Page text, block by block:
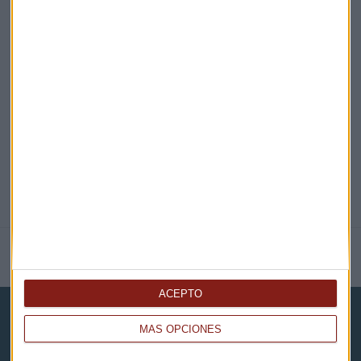
MÁS OPCIONES
ACEPTO
NOTICIAS RELACIONADAS